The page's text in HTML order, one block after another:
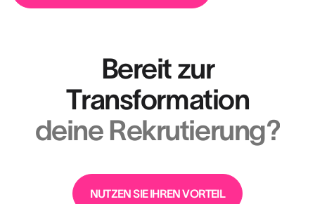
Bereit zur
Transformation
deine Rekrutierung?
NUTZEN SIE IHREN VORTEIL